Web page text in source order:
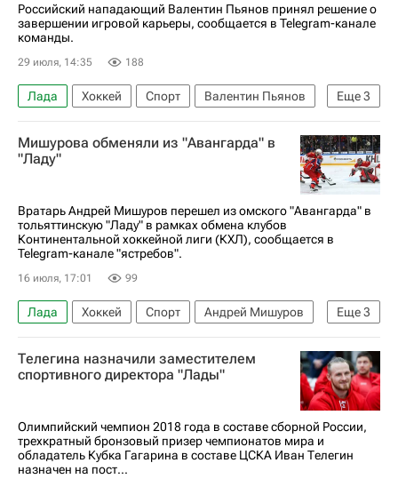
Российский нападающий Валентин Пьянов принял решение о
завершении игровой карьеры, сообщается в Telegram-канале
команды.
29 июля, 14:35 188
Еще3
Лада Хоккей Спорт
Валентин Пьянов
Сибирь
Авангард КХЛ 2025-2026
Мишурова обменяли из "Авангарда" в
"Ладу"
Вратарь Андрей Мишуров перешел из омского "Авангарда" в
тольяттинскую "Ладу" в рамках обмена клубов
Континентальной хоккейной лиги (КХЛ), сообщается в
Telegram-канале "ястребов".
16 июля, 17:01 99
Еще3
Лада Хоккей Спорт
Андрей Мишуров
Авангард
КХЛ 2025-2026 Адмирал
Телегина назначили заместителем
спортивного директора "Лады"
Олимпийский чемпион 2018 года в составе сборной России,
трехкратный бронзовый призер чемпионатов мира и
обладатель Кубка Гагарина в составе ЦСКА Иван Телегин
назначен на пост...